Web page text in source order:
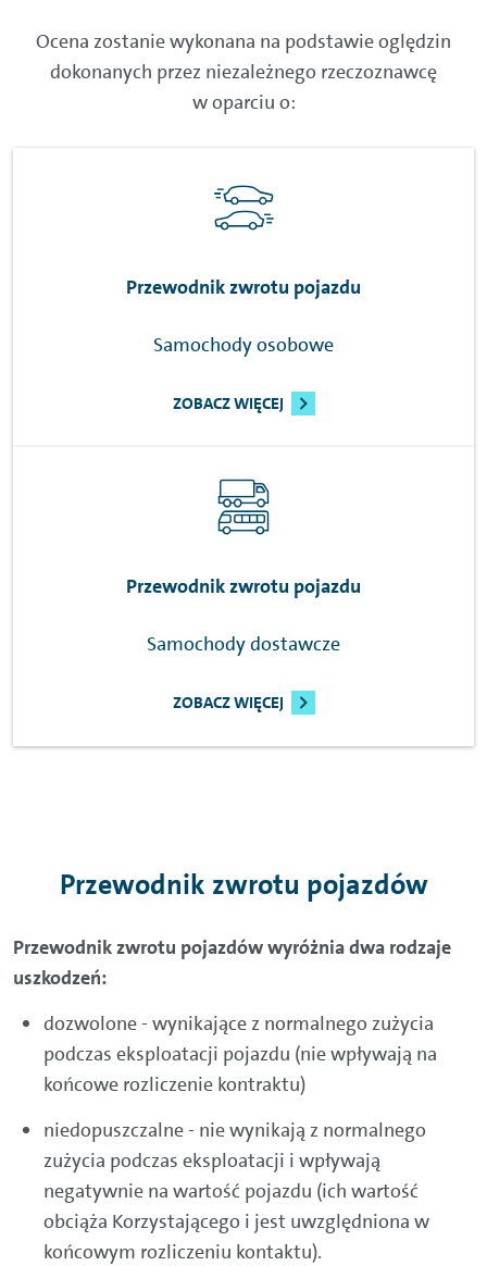
Ocena zostanie wykonana na podstawie oględzin
dokonanych przez niezależnego rzeczoznawcę
w oparciu o:
Przewodnik zwrotu pojazdu
Samochody osobowe
ZOBACZ WIĘCEJ
Przewodnik zwrotu pojazdu
Samochody dostawcze
ZOBACZ WIĘCEJ
Przewodnik zwrotu pojazdów
Przewodnik zwrotu pojazdów wyróżnia dwa rodzaje
uszkodzeń:
dozwolone - wynikające z normalnego zużycia
podczas eksploatacji pojazdu (nie wpływają na
końcowe rozliczenie kontraktu)
niedopuszczalne - nie wynikają z normalnego
zużycia podczas eksploatacji i wpływają
negatywnie na wartość pojazdu (ich wartość
obciąża Korzystającego i jest uwzględniona w
końcowym rozliczeniu kontaktu).